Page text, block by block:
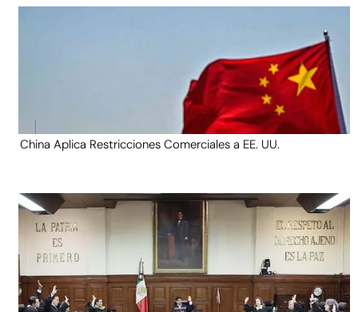
China Aplica Restricciones Comerciales a EE. UU.